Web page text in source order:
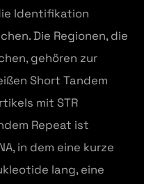
Identifikation
Die Regionen, die
gehören zur
Short Tandem
mit STR
Repeat ist
in dem eine kurze
lang, eine